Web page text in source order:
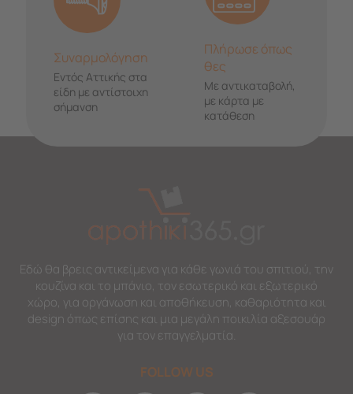
Συναρμολόγηση
Εντός Αττικής στα
είδη με αντίστοιχη
σήμανση
Πλήρωσε όπως
θες
Με αντικαταβολή,
με κάρτα με
κατάθεση
Εδώ θα βρεις αντικείμενα για κάθε γωνιά του σπιτιού, την
κουζίνα και το μπάνιο, τον εσωτερικό και εξωτερικό
χώρο, για οργάνωση και αποθήκευση, καθαριότητα και
design όπως επίσης και μια μεγάλη ποικιλία αξεσουάρ
για τον επαγγελματία.
FOLLOW US